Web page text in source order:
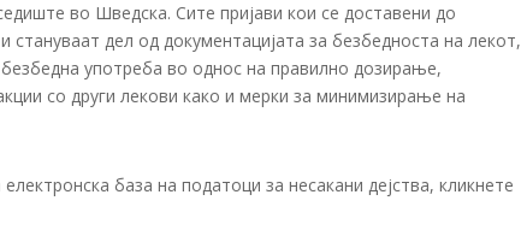
во Шведска. Сите пријави кои се доставени до
дел од документацијата за безбедноста на лекот,
употреба во однос на правилно дозирање,
со други лекови како и мерки за минимизирање на
база на податоци за несакани дејства, кликнете